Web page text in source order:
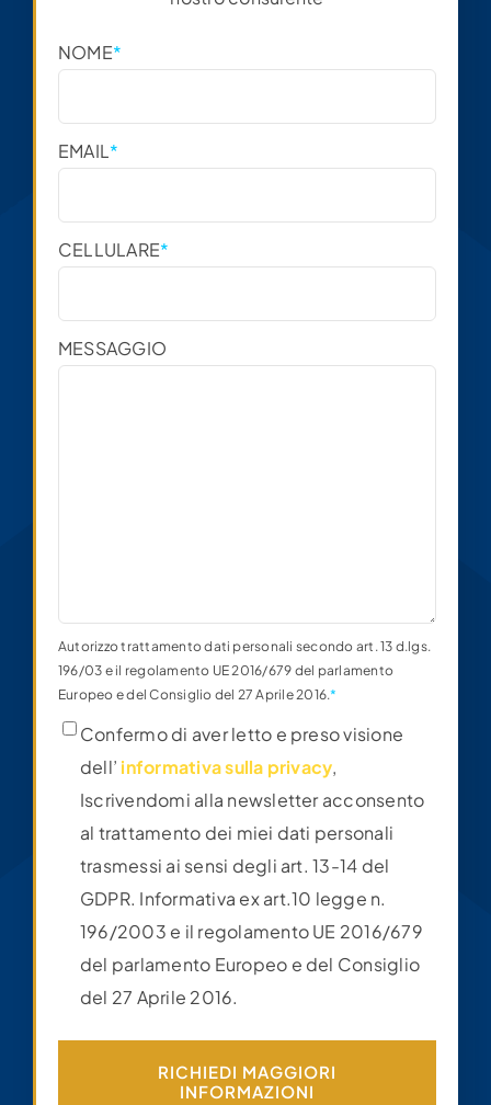
e sarai ricontattato gratuitamente da un
Autorizzo trattamento dati personali secondo art. 13 d.lgs.
196/03 e il regolamento UE 2016/679 del parlamento
Europeo e del Consiglio del 27 Aprile 2016.*
Confermo di aver letto e preso visione
dell’
informativa sulla privacy
Iscrivendomi alla newsletter acconsento
al trattamento dei miei dati personali
trasmessi ai sensi degli art. 13-14 del
GDPR. Informativa ex art.10 legge n.
196/2003 e il regolamento UE 2016/679
del parlamento Europeo e del Consiglio
del 27 Aprile 2016.